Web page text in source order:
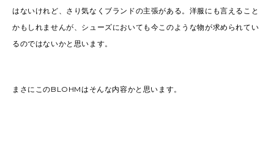
はないけれど、さり気なくブランドの主張がある。洋服にも言えること
かもしれませんが、シューズにおいても今このような物が求められてい
るのではないかと思います。
まさにこのBLOHMはそんな内容かと思います。